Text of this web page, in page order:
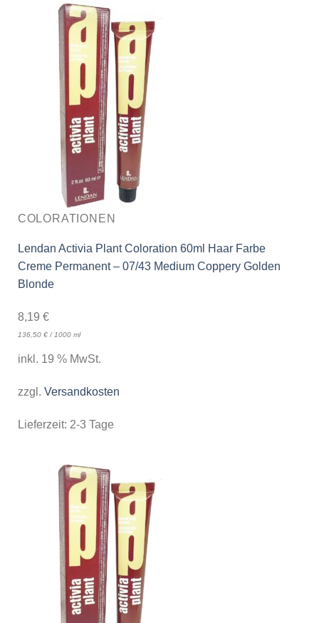
COLORATIONEN
Lendan Activia Plant Coloration 60ml Haar Farbe
Creme Permanent – 07/43 Medium Coppery Golden
Blonde
8,19 €
136,50 €/1000 ml
inkl. 19 % MwSt.
zzgl. Versandkosten
Lieferzeit: 2-3 Tage